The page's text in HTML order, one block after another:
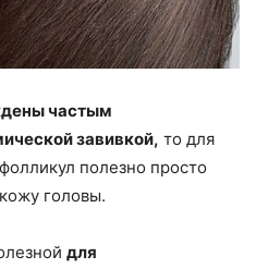
частым
завивкой, то для
полезно просто
головы.
для